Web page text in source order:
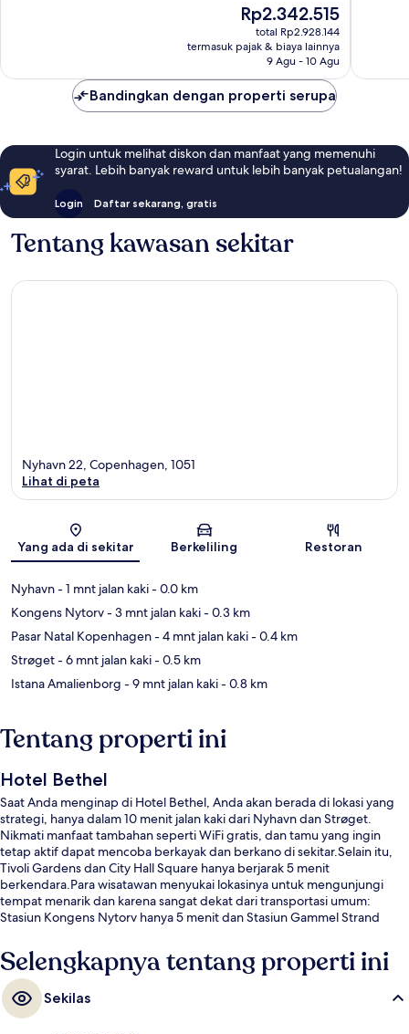
Harga
sekarang
Rp2.342.515
Rp2.342.515
total Rp2.928.144
termasuk pajak & biaya lainnya
9 Agu - 10 Agu
Bandingkan dengan properti serupa
Login untuk melihat diskon dan manfaat yang memenuhi
syarat. Lebih banyak reward untuk lebih banyak petualangan!
Login Daftar sekarang, gratis
Tentang kawasan sekitar
Peta
Nyhavn 22, Copenhagen, 1051
Lihat di peta
Yang ada di sekitar Berkeliling Restoran
Nyhavn- 1 mnt jalan kaki- 0.0 km
Kongens Nytorv- 3 mnt jalan kaki- 0.3 km
Pasar Natal Kopenhagen- 4 mnt jalan kaki- 0.4 km
Strøget- 6 mnt jalan kaki- 0.5 km
Istana Amalienborg - 9 mnt jalan kaki- 0.8 km
Tentang properti ini
Hotel Bethel
Saat Anda menginap di Hotel Bethel, Anda akan berada di lokasi yang
strategi, hanya dalam 10 menit jalan kaki dari Nyhavn dan Strøget.
Nikmati manfaat tambahan seperti WiFi gratis, dan tamu yang ingin
tetap aktif dapat mencoba berkayak dan berkano di sekitar.Selain itu,
Tivoli Gardens dan City Hall Square hanya berjarak 5 menit
berkendara.Para wisatawan menyukai lokasinya untuk mengunjungi
tempat menarik dan karena sangat dekat dari transportasi umum:
Stasiun Kongens Nytorv hanya 5 menit dan Stasiun Gammel Strand
Selengkapnya tentang properti ini
Sekilas